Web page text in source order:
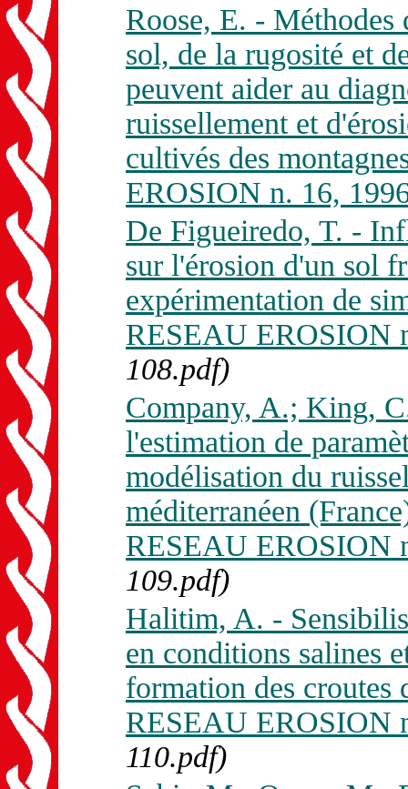
Roose, E. - Méthodes
sol, de la rugosité et
peuvent aider au
ruissellement et
cultivés des
EROSION n. 16,
De Figueiredo, T. -
sur l'érosion d'un sol
expérimentation de
RESEAU EROSION
108.pdf)
Company, A.; King,
l'estimation de
modélisation du
méditerranéen
RESEAU EROSION
109.pdf)
Halitim, A. -
en conditions salines
formation des croutes
RESEAU EROSION
110.pdf)